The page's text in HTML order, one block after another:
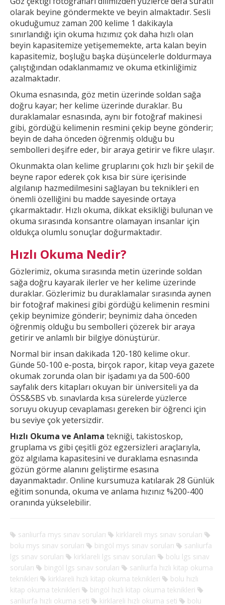
olarak beyine göndermekte ve beyin almaktadır. Sesli
okuduğumuz zaman 200 kelime 1 dakikayla
sınırlandığı için okuma hızımız çok daha hızlı olan
beyin kapasitemize yetişememekte, arta kalan beyin
kapasitemiz, boşluğu başka düşüncelerle doldurmaya
çalıştığından odaklanmamız ve okuma etkinliğimiz
azalmaktadır.
Okuma esnasında, göz metin üzerinde soldan sağa
doğru kayar; her kelime üzerinde duraklar. Bu
duraklamalar esnasında, aynı bir fotoğraf makinesi
gibi, gördüğü kelimenin resmini çekip beyne gönderir;
beyin de daha önceden öğrenmiş olduğu bu
sembolleri deşifre eder, bir araya getirir ve fikre ulaşır.
Okunmakta olan kelime gruplarını çok hızlı bir şekil de
beyne rapor ederek çok kısa bir süre içerisinde
algılanıp hazmedilmesini sağlayan bu teknikleri en
önemli özelliğini bu madde sayesinde ortaya
çıkarmaktadır. Hızlı okuma, dikkateksikliği bulunan ve
okuma sırasında konsantre olamayan insanlar için
oldukça olumlu sonuçlar doğurmaktadır.
Hızlı Okuma Nedir?
Gözlerimiz, okuma sırasında metin üzerinde soldan
sağa doğru kayarak ilerler ve her kelime üzerinde
duraklar. Gözlerimiz bu duraklamalar sırasında aynen
bir fotoğraf makinesi gibi gördüğü kelimenin resmini
çekip beynimize gönderir; beynimiz daha önceden
öğrenmiş olduğu bu sembolleri çözerek bir araya
getirir ve anlamlı bir bilgiye dönüştürür.
Normal bir insan dakikada 120-180 kelime okur.
Günde 50-100 e-posta, birçok rapor, kitap veya gazete
okumak zorunda olan bir işadamı ya da 500-600
sayfalık ders kitapları okuyan bir üniversiteli ya da
ÖSS&SBS vb. sınavlarda kısa sürelerde yüzlerce
soruyu okuyup cevaplaması gereken bir öğrenci için
bu seviye çok yetersizdir.
Hızlı Okuma ve Anlama tekniği, takistoskop,
gruplama vs gibi çeşitli göz egzersizleri araçlarıyla,
göz algılama kapasitesini ve duraklama esnasında
gözün görme alanını geliştirme esasına
dayanmaktadır. Online kursumuza katılarak 28 Günlük
eğitim sonunda, okuma ve anlama hızınız %200-400
oranında yükselebilir.
sanliurfa mys sınav soruları
kirklareli mys sınav soruları
bolu mys sınav soruları
bingöl mys sınav soruları
sanliurfa
lgs sınav soruları
kirklareli lgs sınav soruları
bolu lgs sınav
soruları
bingöl lgs sınav soruları
sanliurfa hızlı kitap okuma
teknikleri
kirklareli hızlı kitap okuma teknikleri
bolu hızlı
kitap okuma teknikleri
bingöl hızlı kitap okuma teknikleri
sanliurfa hızlı okuma seti
kirklareli hızlı okuma seti bolu